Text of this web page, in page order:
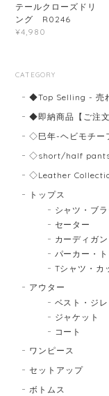
テールクローズドリ
ング R0246
¥4,980
CATEGORY
◆Top Selling - 売
◆即納商品【ご注
◇巳年-ヘビモチ
◇short/half
◇Leather
トップス
シャツ・ブ
セーター
カーディガン
パーカー・
Tシャツ・カ
アウター
ベスト・ジレ
ジャケット
コート
ワンピース
セットアップ
ボトムス